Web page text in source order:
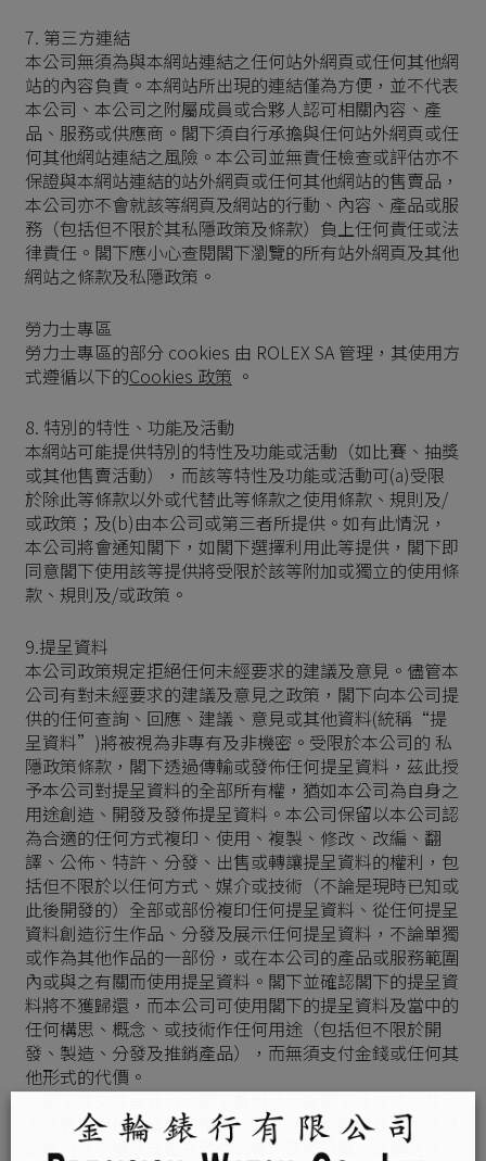
7. 第三方連結
本公司無須為與本網站連結之任何站外網頁或任何其他網
站的內容負責。本網站所出現的連結僅為方便，並不代表
本公司、本公司之附屬成員或合夥人認可相關內容、產
品、服務或供應商。閣下須自行承擔與任何站外網頁或任
何其他網站連結之風險。本公司並無責任檢查或評估亦不
保證與本網站連結的站外網頁或任何其他網站的售賣品，
本公司亦不會就該等網頁及網站的行動、內容、產品或服
務（包括但不限於其私隱政策及條款）負上任何責任或法
律責任。閣下應小心查閱閣下瀏覽的所有站外網頁及其他
網站之條款及私隱政策。
勞力士專區
勞力士專區的部分 cookies 由 ROLEX SA 管理，其使用方
式遵循以下的Cookies 政策 。
8. 特別的特性、功能及活動
本網站可能提供特別的特性及功能或活動（如比賽、抽獎
或其他售賣活動），而該等特性及功能或活動可(a)受限
於除此等條款以外或代替此等條款之使用條款、規則及/
或政策；及(b)由本公司或第三者所提供。如有此情況，
本公司將會通知閣下，如閣下選擇利用此等提供，閣下即
同意閣下使用該等提供將受限於該等附加或獨立的使用條
款、規則及/或政策。
9.提呈資料
本公司政策規定拒絕任何未經要求的建議及意見。儘管本
公司有對未經要求的建議及意見之政策，閣下向本公司提
供的任何查詢、回應、建議、意見或其他資料(統稱“提
呈資料”)將被視為非專有及非機密。受限於本公司的 私
隱政策條款，閣下透過傳輸或發佈任何提呈資料，茲此授
予本公司對提呈資料的全部所有權，猶如本公司為自身之
用途創造、開發及發佈提呈資料。本公司保留以本公司認
為合適的任何方式複印、使用、複製、修改、改編、翻
譯、公佈、特許、分發、出售或轉讓提呈資料的權利，包
括但不限於以任何方式、媒介或技術（不論是現時已知或
此後開發的）全部或部份複印任何提呈資料、從任何提呈
資料創造衍生作品、分發及展示任何提呈資料，不論單獨
或作為其他作品的一部份，或在本公司的產品或服務範圍
內或與之有關而使用提呈資料。閣下並確認閣下的提呈資
料將不獲歸還，而本公司可使用閣下的提呈資料及當中的
任何構思、概念、或技術作任何用途（包括但不限於開
發、製造、分發及推銷產品），而無須支付金錢或任何其
他形式的代價。
如閣下提交提呈資料，閣下聲明及保證閣下擁有或以其他
方式管控對提呈資料的權利。閣下進一步聲明及保證該提
呈資料並不構成或載有軟件病毒、商業招攬、連鎖信件、